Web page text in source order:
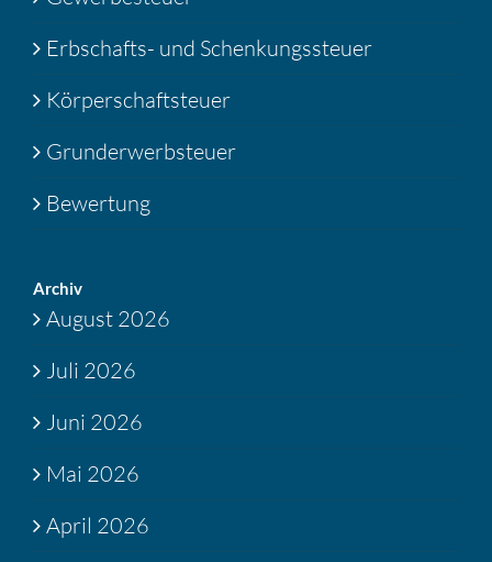
Erbschafts- und Schenkungssteuer
Körperschaftsteuer
Grunderwerbsteuer
Bewertung
Archiv
August 2026
Juli 2026
Juni 2026
Mai 2026
April 2026